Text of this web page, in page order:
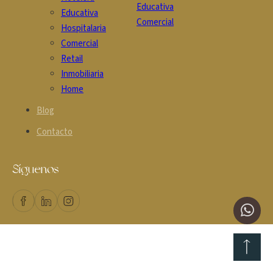
Educativa
Hospitalaria
Comercial
Retail
Inmobiliaria
Home
Blog
Contacto
Educativa
Comercial
Síguenos